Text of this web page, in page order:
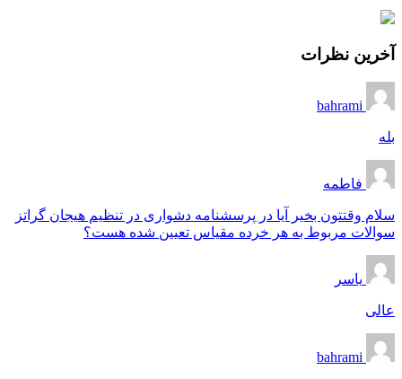
آخرین نظرات
bahrami
بله
فاطمه
سلام وقتتون بخیر آیا در پرسشنامه دشواری در تنظیم هیجان گراتز
سوالات مربوط به هر خرده مقیاس تعیین شده هست؟
یاسر
عالی
bahrami